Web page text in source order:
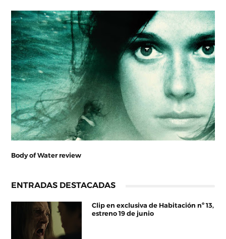
Body of Water review
ENTRADAS DESTACADAS
Clip en exclusiva de Habitación nº 13,
estreno 19 de junio